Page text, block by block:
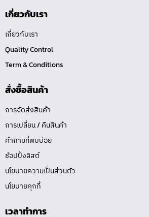
เกี่ยวกับเรา
เกี่ยวกับเรา
Quality Control
Term & Conditions
สั่งซื้อสินค้า
การจัดส่งสินค้า
การเปลี่ยน / คืนสินค้า
คำถามที่พบบ่อย
ช้อปปิ้งลิสต์
นโยบายความเป็นส่วนตัว
นโยบายคุกกี้
เวลาทำการ